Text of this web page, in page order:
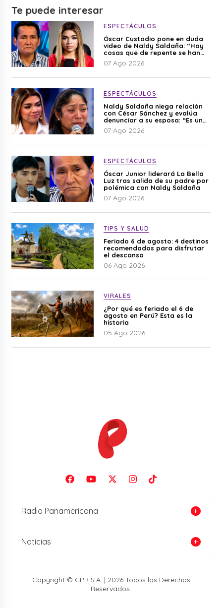
Te puede interesar
ESPECTÁCULOS
Óscar Custodio pone en duda
video de Naldy Saldaña: “Hay
cosas que de repente se han
editado”
07 Ago 2026
ESPECTÁCULOS
Naldy Saldaña niega relación
con César Sánchez y evalúa
denunciar a su esposa: “Es una
difamación”
07 Ago 2026
ESPECTÁCULOS
Óscar Junior liderará La Bella
Luz tras salida de su padre por
polémica con Naldy Saldaña
07 Ago 2026
TIPS Y SALUD
Feriado 6 de agosto: 4 destinos
recomendados para disfrutar
el descanso
06 Ago 2026
VIRALES
¿Por qué es feriado el 6 de
agosto en Perú? Esta es la
historia
05 Ago 2026
Radio Panamericana
Noticias
Copyright © GPR S.A. | 2026 Todos los Derechos
Reservados.